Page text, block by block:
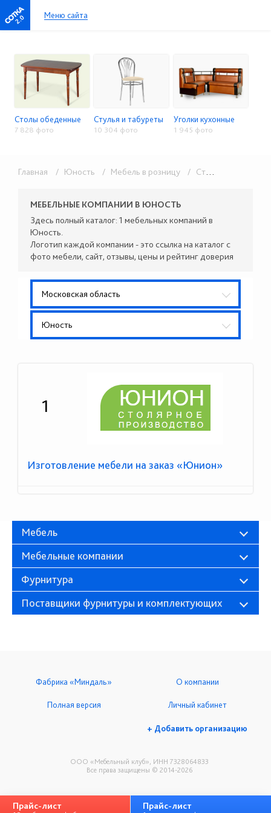
2.0 Меню сайта
Столы обеденные
7 828 фото
Стулья и табуреты
10 304 фото
Уголки кухонные
1 945 фото
Главная / Юность / Мебель в розницу / Столы, стулья, кухонные уголки
МЕБЕЛЬНЫЕ КОМПАНИИ В ЮНОСТЬ
Здесь полный каталог: 1 мебельных компаний в
Юность.
Логотип каждой компании - это ссылка на каталог с
фото мебели, сайт, отзывы, цены и рейтинг доверия
Московская область
Юность
1
Изготовление мебели на заказ «Юнион»
Мебель
Мебельные компании
Фурнитура
Поставщики фурнитуры и комплектующих
ООО «Мебельный клуб», ИНН 7328064833
Все права защищены © 2014-2026
Фабрика «Миндаль» О компании
Полная версия Личный кабинет
+ Добавить организацию
Прайс-лист Прайс-лист